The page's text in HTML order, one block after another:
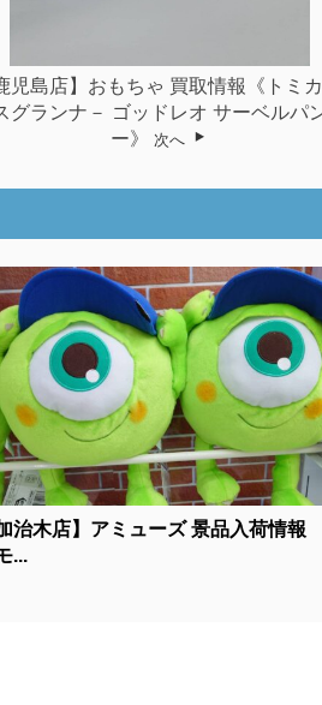
児島店】おもちゃ 買取情報《トミ
グランナ－ ゴッドレオ サーベルパ
ー》
次へ
治木店】アミューズ 景品入荷情報
...